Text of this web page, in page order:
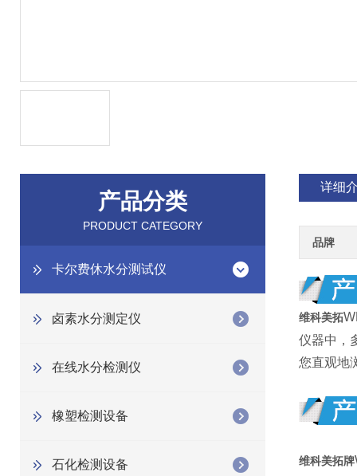
产品分类
PRODUCT CATEGORY
卡尔费休水分测试仪
卤素水分测定仪
在线水分检测仪
橡塑检测设备
石化检测设备
详细
品牌
维科美拓
仪器中，
您直观地
维科美拓牌